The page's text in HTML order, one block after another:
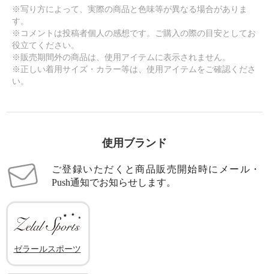
※写り方によって、実際の商品と色味等が異なる場合がありま
す。
※コメントは投稿者個人の感想です。ご購入の際の目安としてお
役立てください。
※販売期間外の商品は、使用アイテムに表示されません。
※正しい着用サイズ・カラー等は、使用アイテムをご確認くださ
い。
使用ブランド
ご登録いただくと商品販売開始時にメール・
Push通知でお知らせします。
ゼラールスポーツ